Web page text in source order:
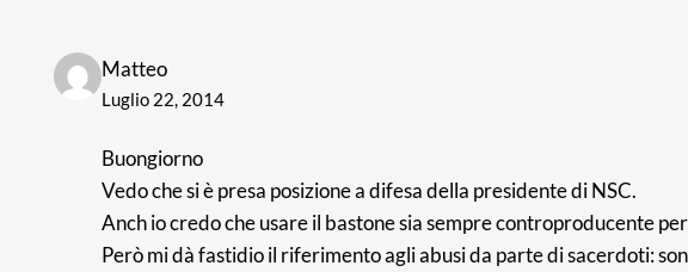
Matteo
Luglio 22, 2014
Buongiorno
Vedo che si è presa posizione a difesa della presidente di NSC.
Anch io credo che usare il bastone sia sempre controproducente
Però mi dà fastidio il riferimento agli abusi da parte di sacerdoti: